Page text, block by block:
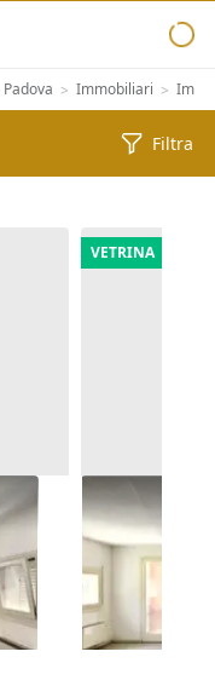
Padova > Immobiliari >
Filtra
VETRINA
Asta Ufficio
54.355 €
16/09/2026